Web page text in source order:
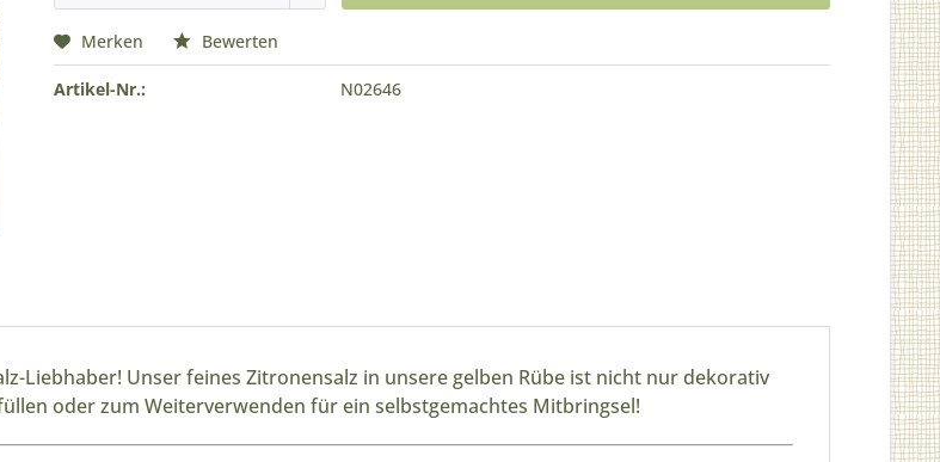
Merken Bewerten
Artikel-Nr.: N02646
Liebhaber! Unser feines Zitronensalz in unsere gelben Rübe ist nicht nur dekorativ
oder zum Weiterverwenden für ein selbstgemachtes Mitbringsel!